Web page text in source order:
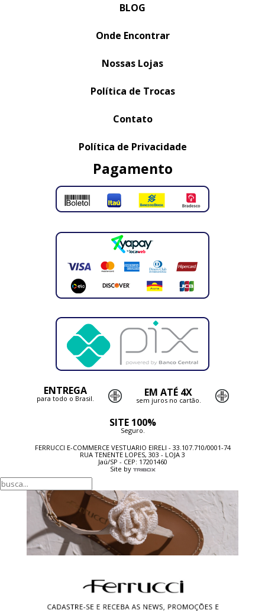
BLOG
Onde Encontrar
Nossas Lojas
Política de Trocas
Contato
Política de Privacidade
Pagamento
ENTREGA
para todo o Brasil. EM ATÉ 4X
sem juros no cartão.
SITE 100%
Seguro.
FERRUCCI E-COMMERCE VESTUARIO EIRELI - 33.107.710/0001-74
RUA TENENTE LOPES, 303 - LOJA 3
Jaú/SP - CEP: 17201460
Site by